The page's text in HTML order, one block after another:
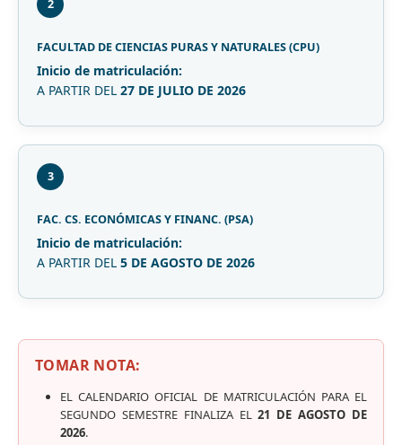
2
FACULTAD DE CIENCIAS PURAS Y NATURALES (CPU)
Inicio de matriculación:
A PARTIR DEL 27 DE JULIO DE 2026
3
FAC. CS. ECONÓMICAS Y FINANC. (PSA)
Inicio de matriculación:
A PARTIR DEL 5 DE AGOSTO DE 2026
TOMAR NOTA:
EL CALENDARIO OFICIAL DE MATRICULACIÓN PARA EL
SEGUNDO SEMESTRE FINALIZA EL21 DE AGOSTO DE
2026.